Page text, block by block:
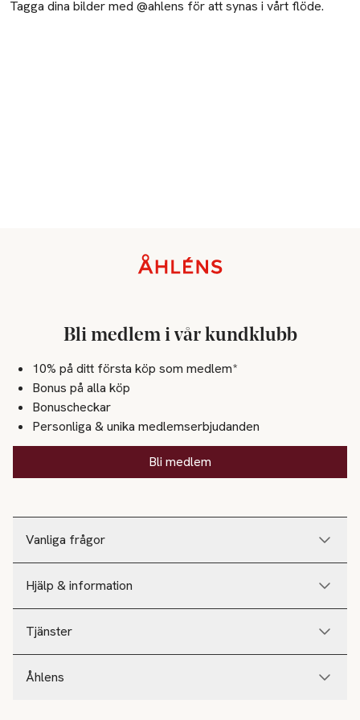
Tagga dina bilder med @ahlens för att synas i vårt flöde.
Vanliga frågor
Hjälp & information
Tjänster
Åhlens
Bli medlem i vår kundklubb
10% på ditt första köp som medlem*
Bonus på alla köp
Bonuscheckar
Personliga & unika medlemserbjudanden
Bli medlem